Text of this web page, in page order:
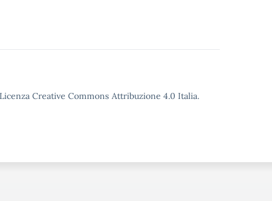
Creative Commons Attribuzione 4.0 Italia.